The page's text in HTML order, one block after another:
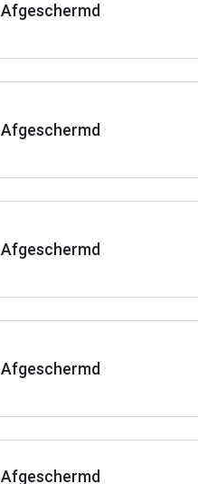
Afgeschermd
Afgeschermd
Afgeschermd
Afgeschermd
Afgeschermd